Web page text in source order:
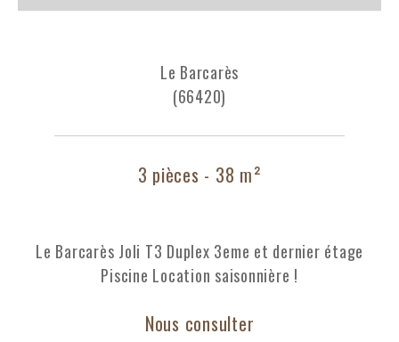
Le Barcarès
(66420)
3 pièces - 38 m²
Le Barcarès Joli T3 Duplex 3eme et dernier étage
Piscine Location saisonnière !
Nous consulter